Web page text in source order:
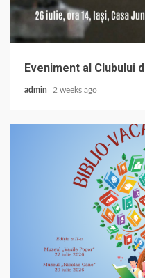
Eveniment al Clubului
admin 2 weeks ago